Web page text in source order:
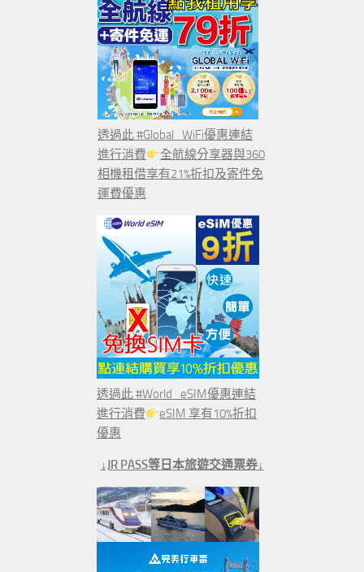
透過此 #Global_WiFi優惠連結
進行消費
全航線分享器與360
相機租借享有21%折扣及寄件免
運費優惠
透過此 #World_eSIM優惠連結
進行消費
eSIM 享有10%折扣
優惠
↓JR PASS等日本旅遊交通票券↓